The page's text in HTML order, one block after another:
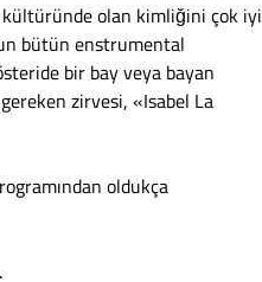
kültüründe olan kimliğini çok iyi
bütün enstrumental
bir bay veya bayan
zirvesi, «Isabel La
oldukça